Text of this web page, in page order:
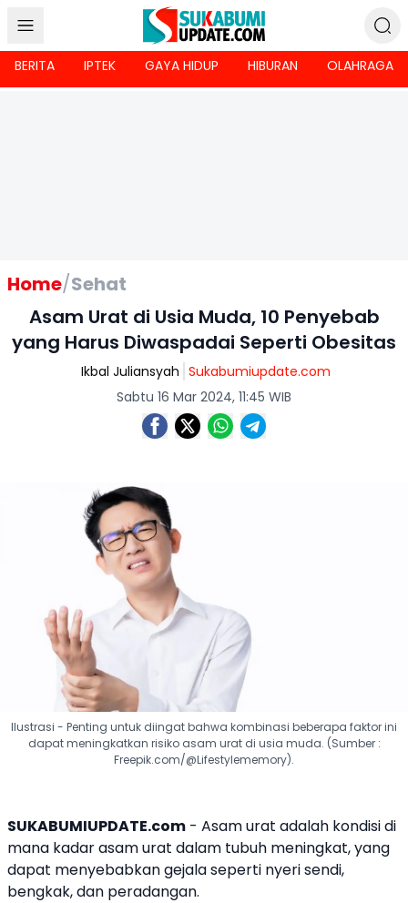
BERITA IPTEK GAYA HIDUP HIBURAN OLAHRAGA
Home/Sehat
Asam Urat di Usia Muda, 10 Penyebab
yang Harus Diwaspadai Seperti Obesitas
Ikbal Juliansyah Sukabumiupdate.com
Sabtu 16 Mar 2024, 11:45 WIB
Ilustrasi - Penting untuk diingat bahwa kombinasi beberapa faktor ini
dapat meningkatkan risiko asam urat di usia muda. (Sumber :
Freepik.com/@Lifestylememory).
SUKABUMIUPDATE.com - Asam urat adalah kondisi di
mana kadar asam urat dalam tubuh meningkat, yang
dapat menyebabkan gejala seperti nyeri sendi,
bengkak, dan peradangan.